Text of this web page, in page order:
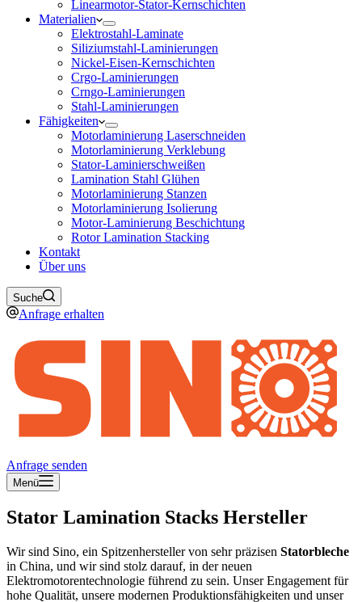
Linearmotor-Stator-Kernschichten
Materialien
Elektrostahl-Laminate
Siliziumstahl-Laminierungen
Nickel-Eisen-Kernschichten
Crgo-Laminierungen
Crngo-Laminierungen
Stahl-Laminierungen
Fähigkeiten
Motorlaminierung Laserschneiden
Motorlaminierung Verklebung
Stator-Laminierschweißen
Lamination Stahl Glühen
Motorlaminierung Stanzen
Motorlaminierung Isolierung
Motor-Laminierung Beschichtung
Rotor Lamination Stacking
Kontakt
Über uns
Suche
Anfrage erhalten
Anfrage senden
Menü
Stator Lamination Stacks Hersteller
Wir sind Sino, ein Spitzenhersteller von sehr präzisen Statorbleche
in China, und wir sind stolz darauf, in der neuen
Elektromotorentechnologie führend zu sein. Unser Engagement für
hohe Qualität, unsere modernen Produktionsfähigkeiten und unser